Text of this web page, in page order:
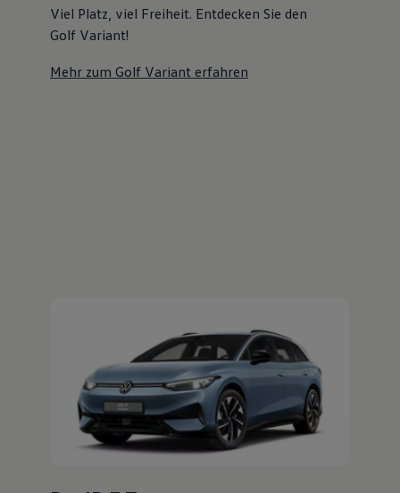
Ihrenächsten
Schritte